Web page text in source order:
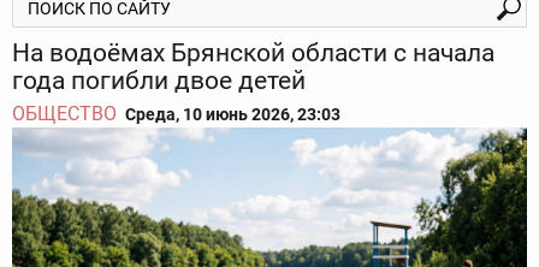
На водоёмах Брянской области с начала
года погибли двое детей
ОБЩЕСТВО Среда, 10 июнь 2026, 23:03